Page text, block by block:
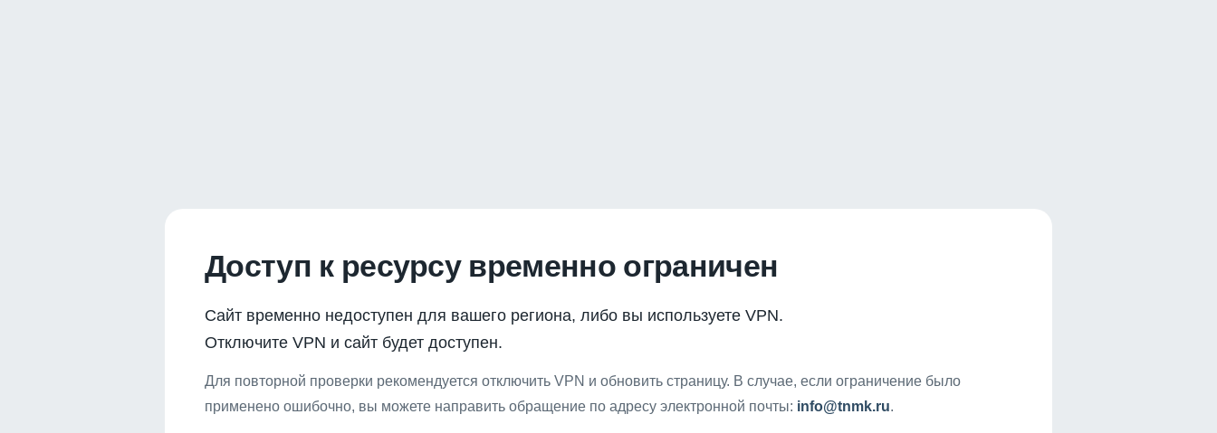
Доступ к ресурсу временно ограничен
Сайт временно недоступен для вашего региона, либо вы используете VPN.
Отключите VPN и сайт будет доступен.
Для повторной проверки рекомендуется отключить VPN и обновить страницу. В случае, если ограничение было
применено ошибочно, вы можете направить обращение по адресу электронной почты: info@tnmk.ru.